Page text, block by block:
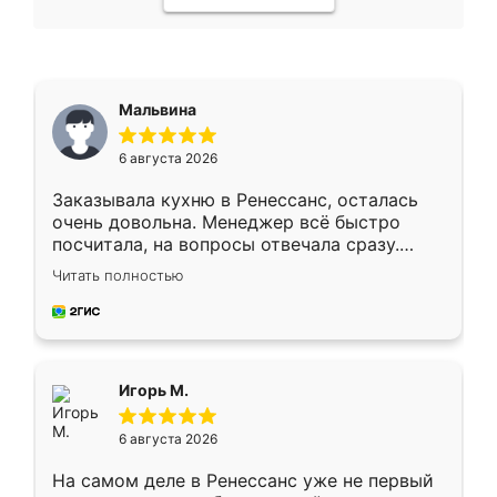
Мальвина
6 августа 2026
Заказывала кухню в Ренессанс, осталась
очень довольна. Менеджер всё быстро
посчитала, на вопросы отвечала сразу.
Замерщик приехал в субботу, подошёл к
делу со всей ответственностью. Собрали
за день, ребята работали аккуратно, даже
Читать полностью
Игорь М.
6 августа 2026
На самом деле в Ренессанс уже не первый